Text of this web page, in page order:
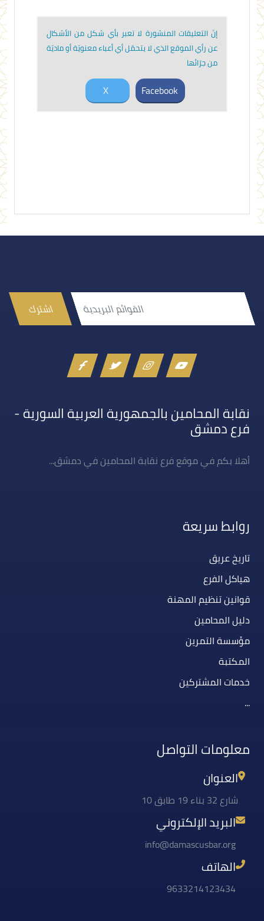
إنّ التعليقات المنشورة لا تعبر بأي شكل من الأشكال
عن رأي الموقع الذي لا يتحمّل أي أعباء معنويّة أو ماديّة
من جرّائها
X Facebook
اشترك
نقابة المحامين بالجمهورية العربية السورية -
فرع دمشق
أهلا بكم في موقع فرع نقابة المحامين في دمشق...
روابط سريعة
تاريخ عريق
هياكل الفرع
قوانين تنظيم المهنة
دليل المحامين
مؤسسة التمرين
المكتبة
خدمات المشتركين
...
معلومات التواصل
العنوان
شارع 32 بناء 19 طابق 10
البريد الإلكتروني
info@damascusbar.org
الهاتف
9633214123434